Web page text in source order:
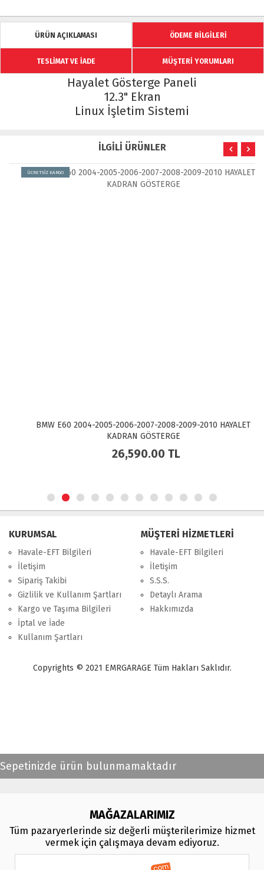
ÜRÜN AÇIKLAMASI ÖDEME BİLGİLERİ
TESLİMAT VE İADE MÜŞTERİ YORUMLARI
Hayalet Gösterge Paneli
12.3" Ekran
Linux İşletim Sistemi
İLGİLİ ÜRÜNLER
ÜCRETSİZ KARGO
BMW E60 2004-2005-2006-2007-2008-2009-2010 HAYALET
KADRAN GÖSTERGE
26,590.00TL
KURUMSAL
Havale-EFT Bilgileri
İletişim
Sipariş Takibi
Gizlilik ve Kullanım Şartları
Kargo ve Taşıma Bilgileri
İptal ve İade
Kullanım Şartları
MÜŞTERİ HİZMETLERİ
Havale-EFT Bilgileri
İletişim
S.S.S.
Detaylı Arama
Hakkımızda
Copyrights © 2021 EMRGARAGE Tüm Hakları Saklıdır.
Sepetinizde ürün bulunmamaktadır
MAĞAZALARIMIZ
Tüm pazaryerlerinde siz değerli müşterilerimize hizmet
vermek için çalışmaya devam ediyoruz.